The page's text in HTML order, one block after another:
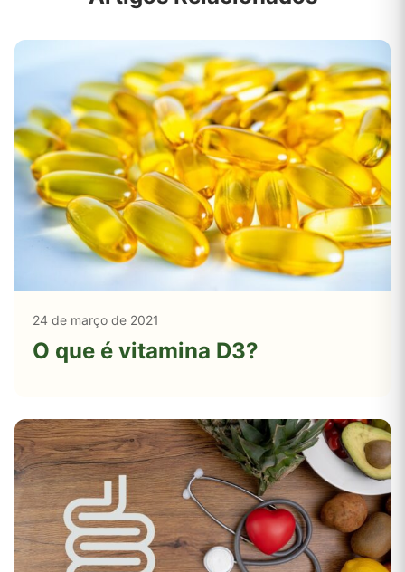
24 de março de 2021
O que é vitamina D3?